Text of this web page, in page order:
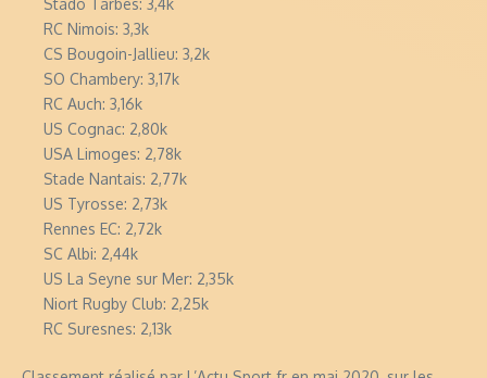
Stado Tarbes: 3,4k
RC Nimois: 3,3k
CS Bougoin-Jallieu: 3,2k
SO Chambery: 3,17k
RC Auch: 3,16k
US Cognac: 2,80k
USA Limoges: 2,78k
Stade Nantais: 2,77k
US Tyrosse: 2,73k
Rennes EC: 2,72k
SC Albi: 2,44k
US La Seyne sur Mer: 2,35k
Niort Rugby Club: 2,25k
RC Suresnes: 2,13k